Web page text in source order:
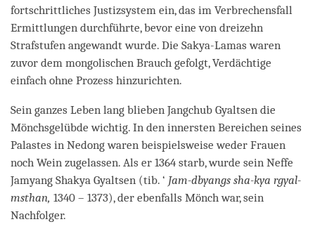
fortschrittliches Justizsystem ein, das im Verbrechensfall
Ermittlungen durchführte, bevor eine von dreizehn
Strafstufen angewandt wurde. Die Sakya-Lamas waren
zuvor dem mongolischen Brauch gefolgt, Verdächtige
einfach ohne Prozess hinzurichten.
Sein ganzes Leben lang blieben Jangchub Gyaltsen die
Mönchsgelübde wichtig. In den innersten Bereichen seines
Palastes in Nedong waren beispielsweise weder Frauen
noch Wein zugelassen. Als er 1364 starb, wurde sein Neffe
Jamyang Shakya Gyaltsen (tib. ‘ Jam-dbyangs sha-kya rgyal-
msthan, 1340 – 1373), der ebenfalls Mönch war, sein
Nachfolger.